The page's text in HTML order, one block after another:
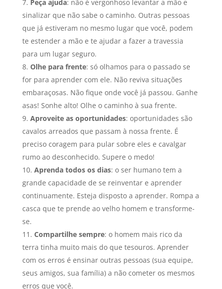
Peça ajuda: não é vergonhoso levantar a mão e
sinalizar que não sabe o caminho. Outras pessoas
que já estiveram no mesmo lugar que você, podem
te estender a mão e te ajudar a fazer a travessia
para um lugar seguro.
Olhe para frente: só olhamos para o passado se
for para aprender com ele. Não reviva situações
embaraçosas. Não fique onde você já passou. Ganhe
asas! Sonhe alto! Olhe o caminho à sua frente.
Aproveite as oportunidades: oportunidades são
cavalos arreados que passam à nossa frente. É
preciso coragem para pular sobre eles e cavalgar
rumo ao desconhecido. Supere o medo!
Aprenda todos os dias: o ser humano tem a
grande capacidade de se reinventar e aprender
continuamente. Esteja disposto a aprender. Rompa a
casca que te prende ao velho homem e transforme-
se.
Compartilhe sempre: o homem mais rico da
terra tinha muito mais do que tesouros. Aprender
com os erros é ensinar outras pessoas (sua equipe,
seus amigos, sua família) a não cometer os mesmos
erros que você.